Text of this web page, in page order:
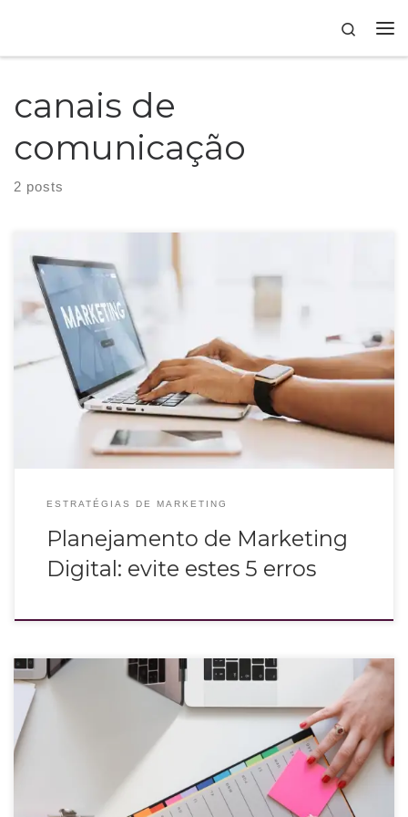
Search
canais de
comunicação
2 posts
O planejamento de marketing digital é uma etapa da estratégia que
determina ações para serem realizadas nos canais digitais da empresa.
ESTRATÉGIAS DE MARKETING
Planejamento de Marketing
Digital: evite estes 5 erros
Gerenciar a comunicação da marca pode parecer simples, mas é preciso ter
um planejamento de marketing de conteúdo alinhado às estratégias.